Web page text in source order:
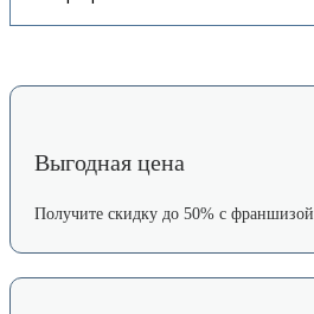
Выгодная цена
Получите скидку до 50% с франшизой.